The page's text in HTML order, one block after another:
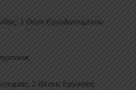
1 Θέση Eργοδοτουμένου
2 Θέσεις Εργασίας